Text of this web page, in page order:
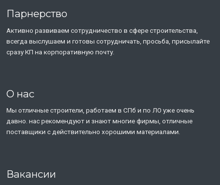
Парнерство
Активно развиваем сотрудничество в сфере строительства,
всегда выслушаем и готовы сотрудничать, просьба, присылайте
сразу КП на корпоративную почту.
О нас
Мы отличные строители, работаем в СПб и по ЛО уже очень
давно. нас рекомендуют и знают многие фирмы, отличные
поставщики с действительно хорошими материалами.
Вакансии